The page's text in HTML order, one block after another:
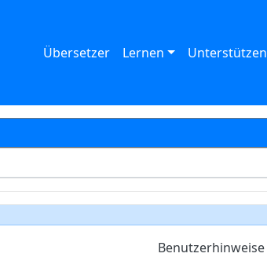
Übersetzer Lernen Unterstützen
Benutzerhinweise